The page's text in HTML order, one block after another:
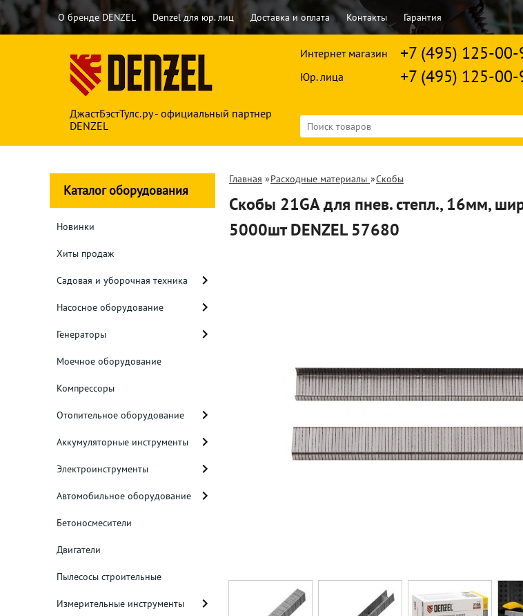
О бренде DENZEL Denzel для юр. лиц Доставка и оплата Контакты Гарантия
ДжастБэстТулс.ру - официальный партнер
DENZEL
Интернет магазин +7 (495) 125-00-
Юр. лица +7 (495) 125-00-
Каталог оборудования
Новинки
Хиты продаж
Садовая и уборочная техника
Насосное оборудование
Генераторы
Моечное оборудование
Компрессоры
Отопительное оборудование
Аккумуляторные инструменты
Электроинструменты
Автомобильное оборудование
Бетоносмесители
Двигатели
Пылесосы строительные
Измерительные инструменты
Главная »Расходные материалы »Скобы
Скобы 21GA для пнев. степл., 16мм,
5000шт DENZEL 57680